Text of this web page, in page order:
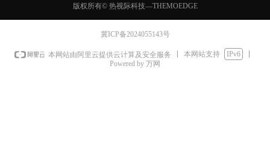
版权所有© 热视际科技—THEMOEDGE
冀ICP备2024055143号
本网站由阿里云提供云计算及安全服务 本网站支持
IPv6
Powered by 万网